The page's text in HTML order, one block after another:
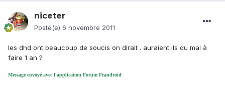
niceter
Posté(e) 6 novembre 2011
les dhd ont beaucoup de soucis on dirait . auraient ils du mal à
faire 1 an ?
Message envoyé avec l'application Forum Frandroid